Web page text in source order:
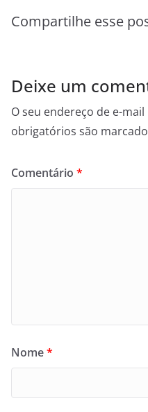
Compartilhe esse
Deixe um
O seu endereço de e-
obrigatórios são
Comentário *
Nome*